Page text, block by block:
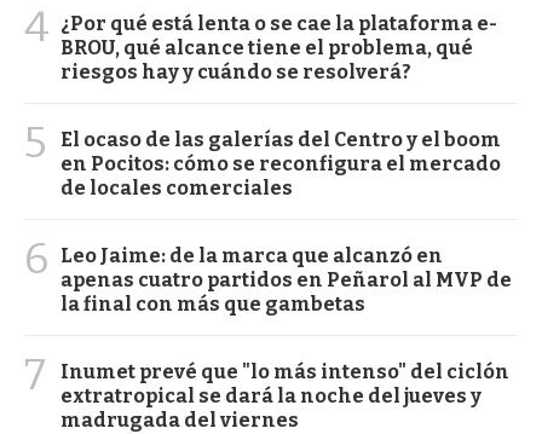
4 ¿Por qué está lenta o se cae la plataforma e-
BROU, qué alcance tiene el problema, qué
riesgos hay y cuándo se resolverá?
5
El ocaso de las galerías del Centro y el boom
en Pocitos: cómo se reconfigura el mercado
de locales comerciales
6
Leo Jaime: de la marca que alcanzó en
apenas cuatro partidos en Peñarol al MVP de
la final con más que gambetas
7
Inumet prevé que "lo más intenso" del ciclón
extratropical se dará la noche del jueves y
madrugada del viernes